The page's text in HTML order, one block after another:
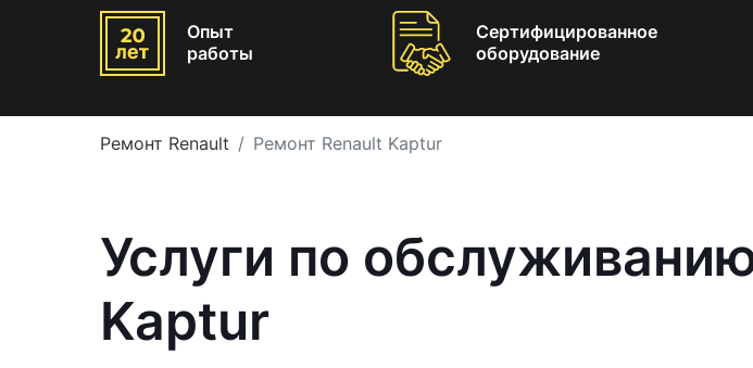
Опыт
работы
Сертифицированное
оборудование
Ремонт Renault Ремонт Renault Kaptur
Услуги по
Kaptur